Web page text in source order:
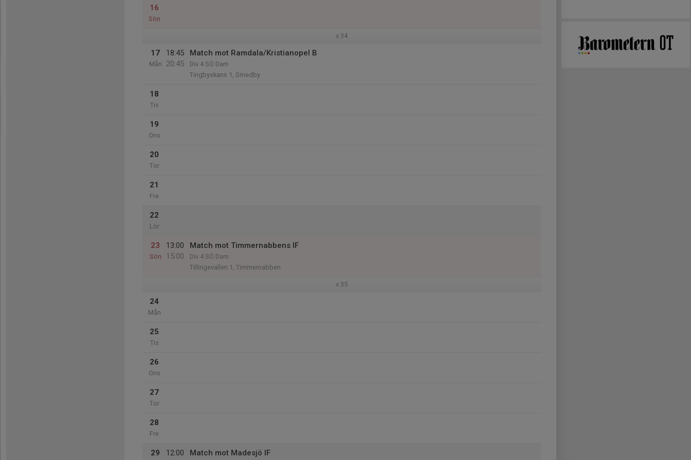
16
Sön
v.34
17
Mån
18:45
20:45
Match mot Ramdala/Kristianopel B
Div 4 SÖ Dam
Tingbyskans 1, Smedby
18
Tis
19
Ons
20
Tor
21
Fre
22
Lör
23
Sön
13:00
15:00
Match mot Timmernabbens IF
Div 4 SÖ Dam
Tillingevallen 1, Timmernabben
v.35
24
Mån
25
Tis
26
Ons
27
Tor
28
Fre
29
12:00
Match mot Madesjö IF